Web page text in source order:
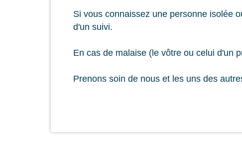
Si vous connaissez une personne isolée
d'un suivi.
En cas de malaise (le vôtre ou celui d'un
Prenons soin de nous et les uns des